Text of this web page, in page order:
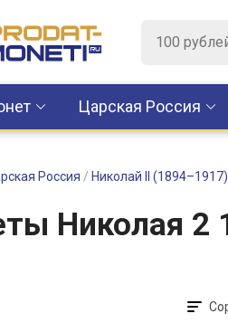
Царская Россия
Россия / Николай II (1894–1917)
Николая 2